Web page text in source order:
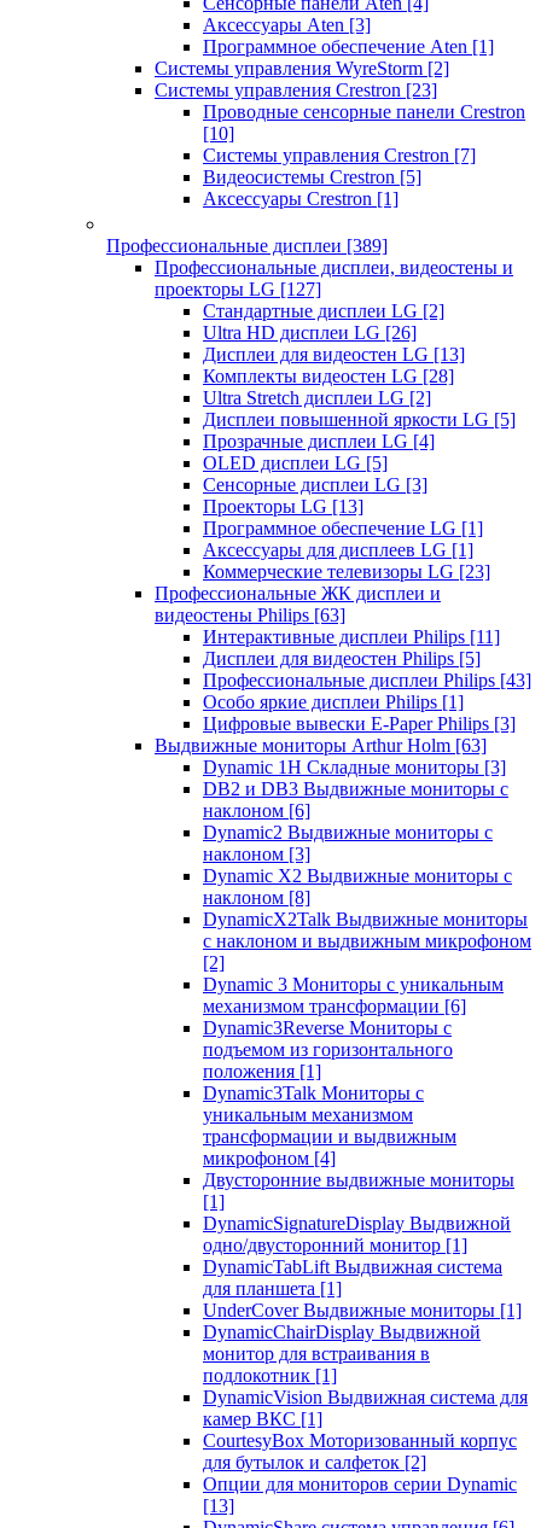
Аксессуары Aten [3]
Программное обеспечение Aten [1]
Системы управления WyreStorm [2]
Системы управления Crestron [23]
Проводные сенсорные панели Crestron
[10]
Системы управления Crestron [7]
Видеосистемы Crestron [5]
Аксессуары Crestron [1]
Профессиональные дисплеи [389]
Профессиональные дисплеи, видеостены и
проекторы LG [127]
Стандартные дисплеи LG [2]
Ultra HD дисплеи LG [26]
Дисплеи для видеостен LG [13]
Комплекты видеостен LG [28]
Ultra Stretch дисплеи LG [2]
Дисплеи повышенной яркости LG [5]
Прозрачные дисплеи LG [4]
OLED дисплеи LG [5]
Сенсорные дисплеи LG [3]
Проекторы LG [13]
Программное обеспечение LG [1]
Аксессуары для дисплеев LG [1]
Коммерческие телевизоры LG [23]
Профессиональные ЖК дисплеи и
видеостены Philips [63]
Интерактивные дисплеи Philips [11]
Дисплеи для видеостен Philips [5]
Профессиональные дисплеи Philips [43]
Особо яркие дисплеи Philips [1]
Цифровые вывески E-Paper Philips [3]
Выдвижные мониторы Arthur Holm [63]
Dynamic 1Н Складные мониторы [3]
DB2 и DB3 Выдвижные мониторы с
наклоном [6]
Dynamic2 Выдвижные мониторы с
наклоном [3]
Dynamic X2 Выдвижные мониторы с
наклоном [8]
DynamicX2Talk Выдвижные мониторы
с наклоном и выдвижным микрофоном
[2]
Dynamic 3 Мониторы с уникальным
механизмом трансформации [6]
Dynamic3Reverse Мониторы с
подъемом из горизонтального
положения [1]
Dynamic3Talk Мониторы с
уникальным механизмом
трансформации и выдвижным
микрофоном [4]
Двусторонние выдвижные мониторы
[1]
DynamicSignatureDisplay Выдвижной
одно/двусторонний монитор [1]
DynamicTabLift Выдвижная система
для планшета [1]
UnderCover Выдвижные мониторы [1]
DynamicChairDisplay Выдвижной
монитор для встраивания в
подлокотник [1]
DynamicVision Выдвижная система для
камер ВКС [1]
CourtesyBox Моторизованный корпус
для бутылок и салфеток [2]
Опции для мониторов серии Dynamic
[13]